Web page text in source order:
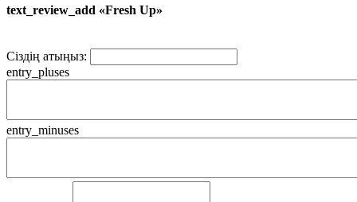
text_review_add «Fresh Up»
Сіздің атыңыз:
entry_pluses
entry_minuses